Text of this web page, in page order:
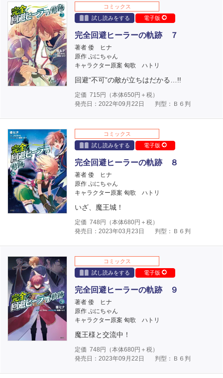
コミックス
試し読みをする
電子版
完全回避ヒーラーの軌跡 ７
著者 倭 ヒナ
原作 ぷにちゃん
キャラクター原案 匈歌 ハトリ
回避“不可”の敵が立ちはだかる…!!
定価 715 円（本体650円＋税）
発売日：2022年09月22日
判型：Ｂ６判
コミックス
試し読みをする
電子版
完全回避ヒーラーの軌跡 ８
著者 倭 ヒナ
原作 ぷにちゃん
キャラクター原案 匈歌 ハトリ
いざ、魔王城！
定価 748 円（本体680円＋税）
発売日：2023年03月23日
判型：Ｂ６判
コミックス
試し読みをする
電子版
完全回避ヒーラーの軌跡 ９
著者 倭 ヒナ
原作 ぷにちゃん
キャラクター原案 匈歌 ハトリ
魔王様と交流中！
定価 748 円（本体680円＋税）
発売日：2023年09月22日
判型：Ｂ６判